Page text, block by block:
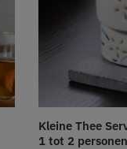
Kleine Thee
1 tot 2